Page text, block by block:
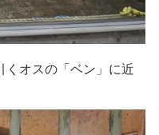
くオスの「ベン」に近